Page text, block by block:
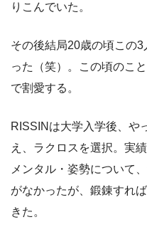
りこんでいた。
その後結局20歳の頃この
った（笑）。この頃のこ
で割愛する。
RISSINは大学入学後、や
え、ラクロスを選択。実
メンタル・姿勢について
がなかったが、鍛錬すれ
きた。